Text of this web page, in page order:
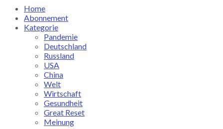
Home
Abonnement
Kategorie
Pandemie
Deutschland
Russland
USA
China
Welt
Wirtschaft
Gesundheit
Great Reset
Meinung